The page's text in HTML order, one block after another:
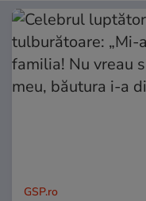
GSP.ro